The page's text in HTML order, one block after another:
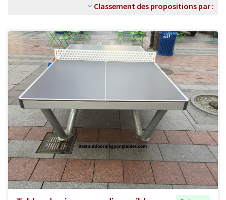
Classement des propositions par :